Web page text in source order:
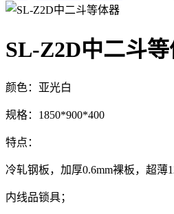
SL-Z2D中二斗
颜色：亚光白
规格：1850*900*400
特点：
冷轧钢板，加厚0.6mm裸板，超薄
内线品锁具；